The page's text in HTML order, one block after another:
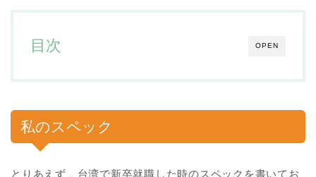
OPEN
目次
私のスペック
とりあえず、台湾で新卒就職した時のスペックを書いてお